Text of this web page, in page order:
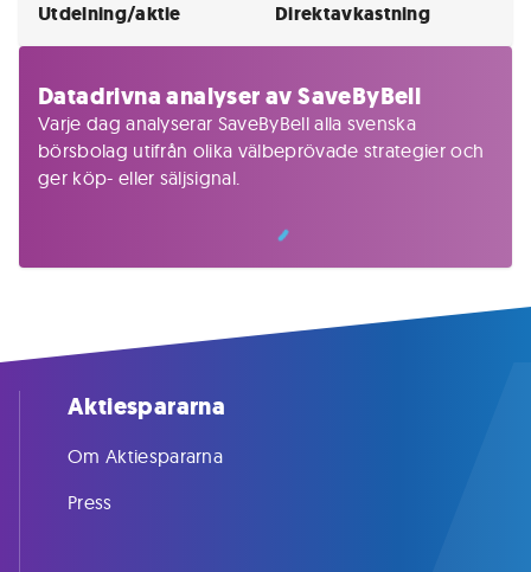
Utdelning/aktie Direktavkastning
Datadrivna analyser av SaveByBell
Varje dag analyserar SaveByBell alla svenska
börsbolag utifrån olika välbeprövade strategier och
ger köp- eller säljsignal.
Aktiespararna
Om Aktiespararna
Press